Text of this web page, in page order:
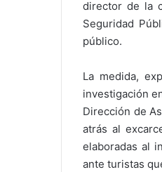
director de la
Seguridad
público.
La medida,
investigación
Dirección de
atrás al
elaboradas al
ante turistas